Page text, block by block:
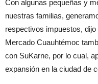
Con algunas pequeñas y
nuestras familias,
respectivos impuestos,
Mercado Cuauhtémoc
con SuKarne, por lo cual,
expansión en la ciudad de